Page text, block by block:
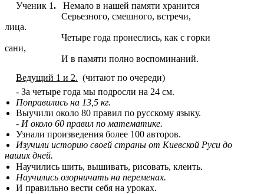
Ученик 1. Немало в нашей памяти хранится
Серьезного, смешного, встречи,
лица.
Четыре года пронеслись, как с горки
сани,
И в памяти полно воспоминаний.
Ведущий 1 и 2. (читают по очереди)
- За четыре года мы подросли на 24 см.
Поправились на 13,5 кг.
Выучили около 80 правил по русскому языку.
- И около 60 правил по математике.
Узнали произведения более 100 авторов.
Изучили историю своей страны от Киевской Руси до
наших дней.
Научились шить, вышивать, рисовать, клеить.
Научились озорничать на переменах.
И правильно вести себя на уроках.